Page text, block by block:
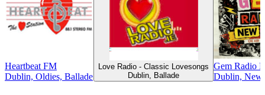
Heartbeat FM
Dublin, Oldies, Ballade
Love Radio - Classic Lovesongs
Dublin, Ballade
Gem Radio
Dublin, New